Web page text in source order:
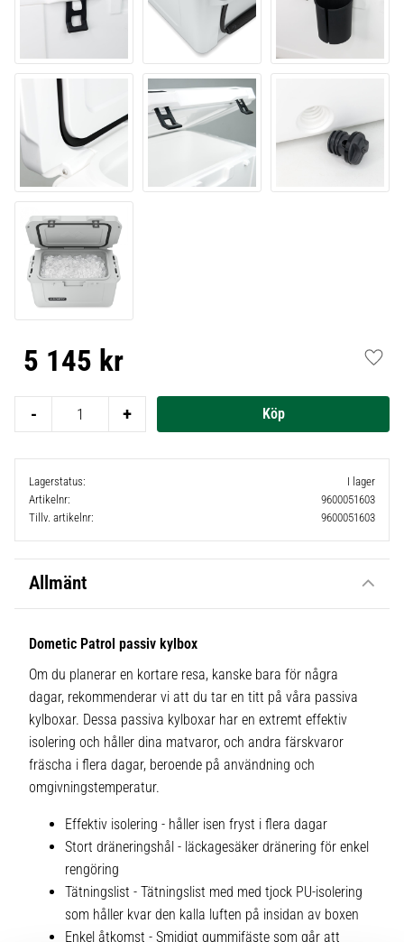
5 145 kr
+
-
Lagerstatus
I lager
Artikelnr
9600051603
Tillv. artikelnr
9600051603
Allmänt
Dometic Patrol passiv kylbox
Om du planerar en kortare resa, kanske bara för några
dagar, rekommenderar vi att du tar en titt på våra passiva
kylboxar. Dessa passiva kylboxar har en extremt effektiv
isolering och håller dina matvaror, och andra färskvaror
fräscha i flera dagar, beroende på användning och
omgivningstemperatur.
Effektiv isolering - håller isen fryst i flera dagar
Stort dräneringshål - läckagesäker dränering för enkel
rengöring
Tätningslist - Tätningslist med med tjock PU-isolering
som håller kvar den kalla luften på insidan av boxen
Enkel åtkomst - Smidigt gummifäste som går att